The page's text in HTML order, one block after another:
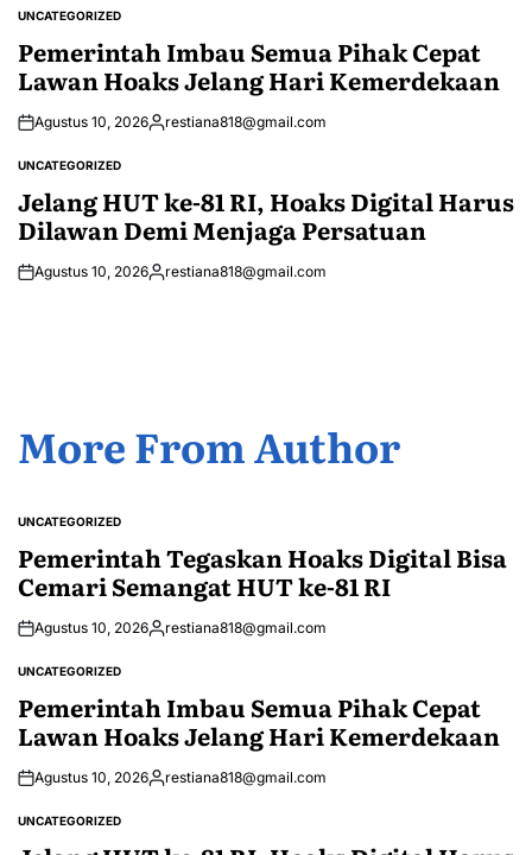
POSTED
UNCATEGORIZED
Pemerintah Imbau Semua Pihak Cepat
Lawan Hoaks Jelang Hari Kemerdekaan
Agustus 10, 2026Posted
restiana818@gmail.com
POSTED
UNCATEGORIZED
Jelang HUT ke-81 RI, Hoaks Digital Harus
Dilawan Demi Menjaga Persatuan
Agustus 10, 2026Posted
restiana818@gmail.com
More From Author
POSTED
UNCATEGORIZED
Pemerintah Tegaskan Hoaks Digital Bisa
Cemari Semangat HUT ke-81 RI
Agustus 10, 2026Posted
restiana818@gmail.com
POSTED
UNCATEGORIZED
Pemerintah Imbau Semua Pihak Cepat
Lawan Hoaks Jelang Hari Kemerdekaan
Agustus 10, 2026Posted
restiana818@gmail.com
POSTED
UNCATEGORIZED